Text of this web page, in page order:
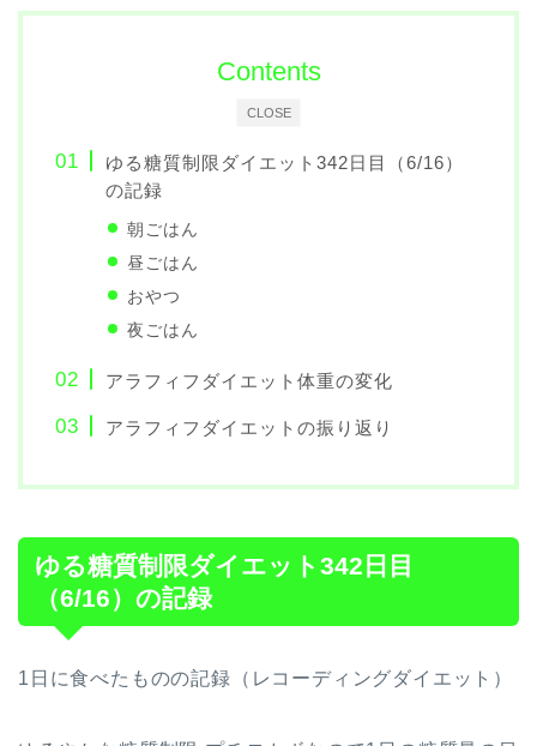
CLOSE
Contents
ゆる糖質制限ダイエット342日目（6/16）
の記録
朝ごはん
昼ごはん
おやつ
夜ごはん
アラフィフダイエット体重の変化
アラフィフダイエットの振り返り
ゆる糖質制限ダイエット342日目
（6/16）の記録
1日に食べたものの記録（レコーディングダイエット）